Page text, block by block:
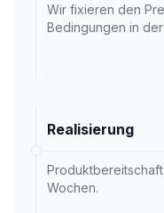
Wir fixieren den
Bedingungen in
Realisierung
Wochen.